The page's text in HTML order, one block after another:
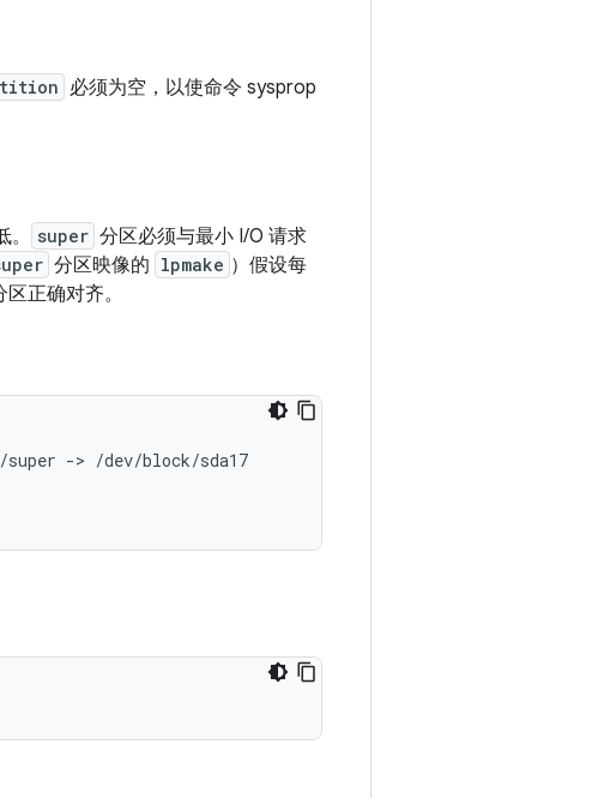
必须为空，以使命令 sysprop
super 分区必须与最小 I/O 请求
分区映像的 lpmake ）假设每
区正确对齐。